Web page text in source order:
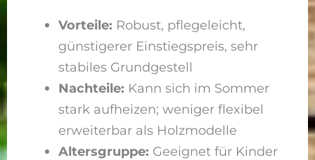
Vorteile: Robust, pflegeleicht,
günstigerer Einstiegspreis, sehr
stabiles Grundgestell
Nachteile: Kann sich im Sommer
stark aufheizen; weniger flexibel
erweiterbar als Holzmodelle
Altersgruppe: Geeignet für Kinder